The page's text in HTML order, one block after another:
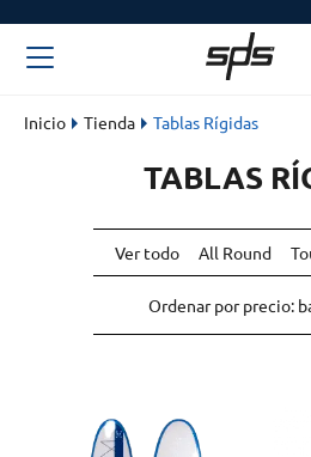
Inicio Tienda Tablas Rígidas
TABLAS
Ver todo All Round